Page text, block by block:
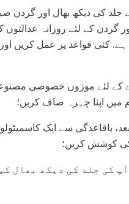
جلد کی دیکھ بھال اور گردن
گردن کے لئے روزانہ
کئی قواعد پر عمل کریں
کے لئے موزوں خصوصی
میں اپنا چہرہ صاف کریں؛
بعد، باقاعدگی سے ایک
کوشش کریں؛
کی جلد کی دیکھ بھال